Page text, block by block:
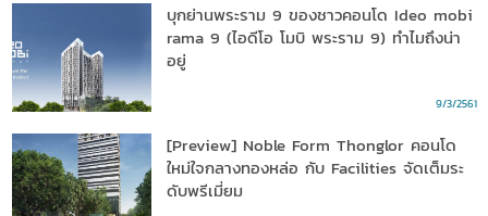
บุกย่านพระราม 9 ของชาวคอนโด Ideo mobi
rama 9 (ไอดีโอ โมบิ พระราม 9) ทำไมถึงน่า
อยู่
9/3/2561
[Preview] Noble Form Thonglor คอนโด
ใหม่ใจกลางทองหล่อ กับ Facilities จัดเต็มระ
ดับพรีเมี่ยม